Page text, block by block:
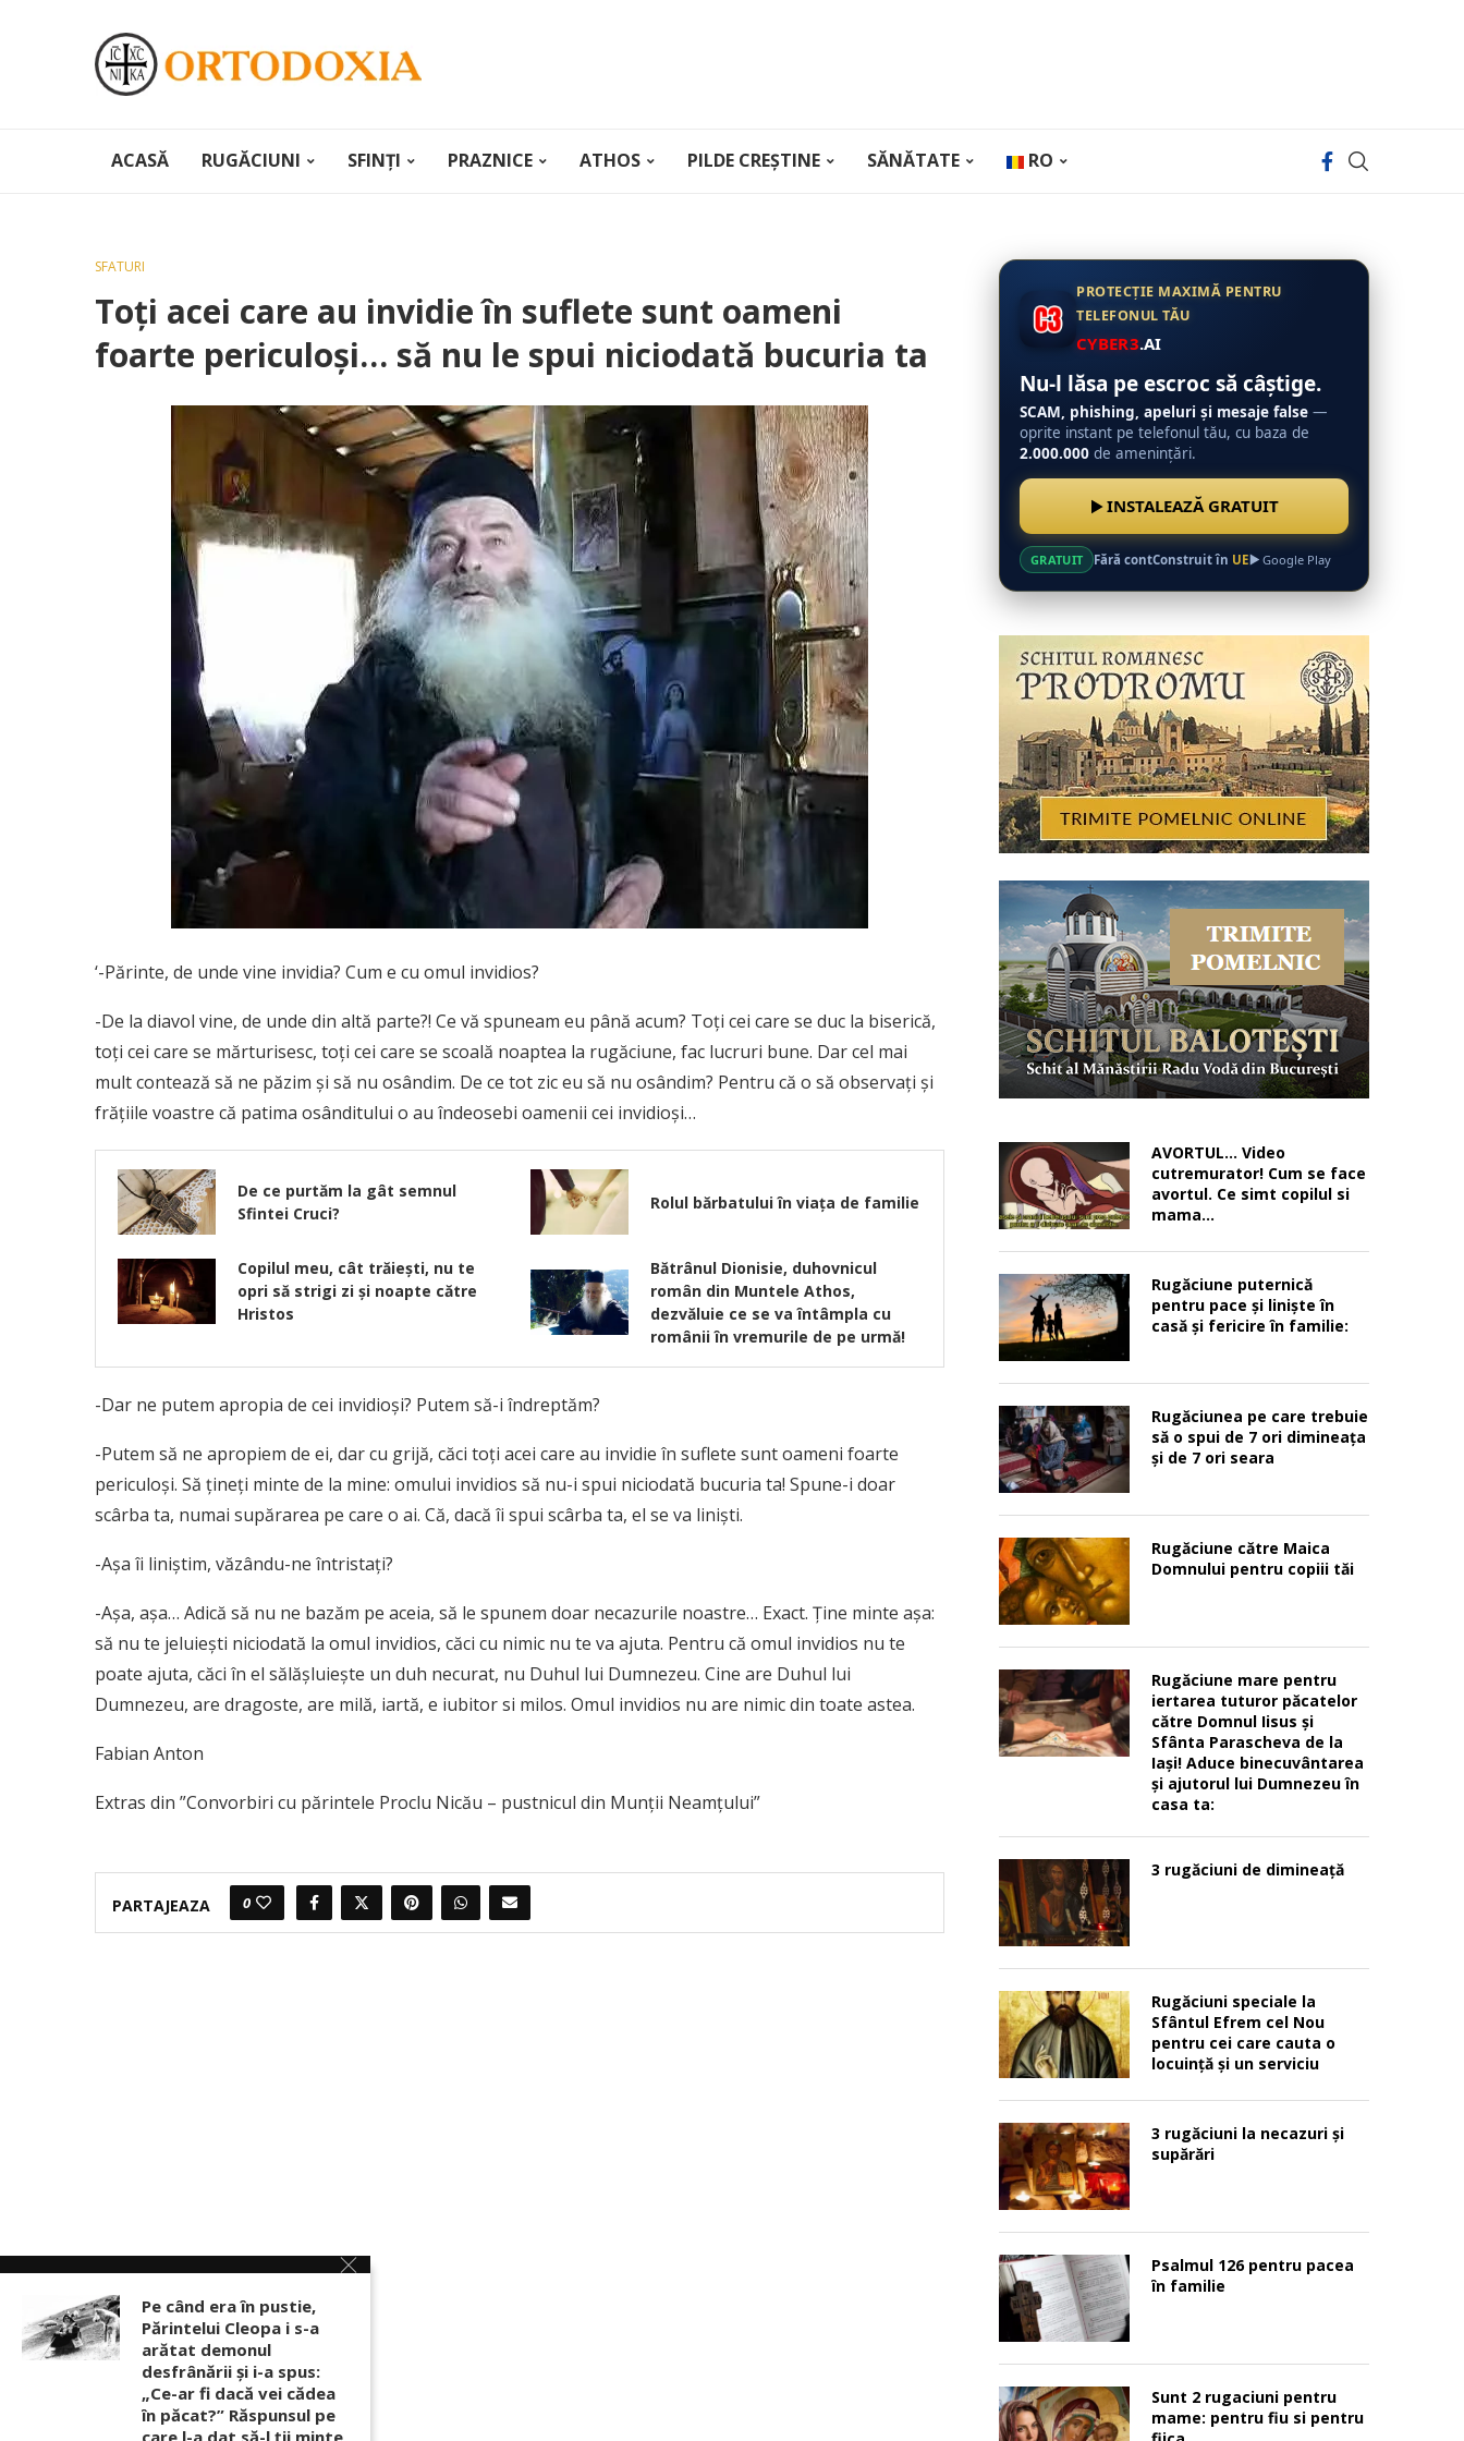
ACASĂ RUGĂCIUNI SFINȚI PRAZNICE ATHOS PILDE CREȘTINE SĂNĂTATE RO
SFATURI
Toţi acei care au invidie în suflete sunt oameni
foarte periculoşi… să nu le spui niciodată bucuria ta
‘-Părinte, de unde vine invidia? Cum e cu omul in­vidios?
-De la diavol vine, de unde din altă parte?! Ce vă spuneam eu până acum? Toţi cei care se duc la biserică,
toţi cei care se mărturisesc, toţi cei care se scoală noaptea la rugăciune, fac lucruri bune. Dar cel mai
mult contează să ne păzim şi să nu osândim. De ce tot zic eu să nu osândim? Pentru că o să obser­vaţi şi
frăţiile voastre că patima osânditului o au înde­osebi oamenii cei invidioşi…
De ce purtăm la gât semnul
Sfintei Cruci?
Rolul bărbatului în viața de familie
Copilul meu, cât trăieşti, nu te
opri să strigi zi şi noapte către
Hristos
Bătrânul Dionisie, duhovnicul
român din Muntele Athos,
dezvăluie ce se va întâmpla cu
românii în vremurile de pe urmă!
-Dar ne putem apropia de cei invidioşi? Putem să-i îndreptăm?
-Putem să ne apropiem de ei, dar cu grijă, căci toţi acei care au invidie în suflete sunt oameni foarte
periculoşi. Să ţineţi minte de la mine: omului invidios să nu-i spui niciodată bucuria ta! Spune-i doar
scârba ta, numai supărarea pe care o ai. Că, dacă îi spui scârba ta, el se va linişti.
-Aşa îi liniştim, văzându-ne întristaţi?
-Aşa, aşa… Adică să nu ne bazăm pe aceia, să le spunem doar necazurile noastre… Exact. Ţine minte aşa:
să nu te jeluieşti niciodată la omul invidios, căci cu nimic nu te va ajuta. Pentru că omul invidios nu te
poate ajuta, căci în el sălăşluieşte un duh necurat, nu Duhul lui Dumnezeu. Cine are Duhul lui
Dumnezeu, are dragoste, are milă, iartă, e iubitor si milos. Omul invidios nu are nimic din toate astea.
Fabian Anton
Extras din ”Convorbiri cu părintele Proclu Nicău – pustnicul din Munţii Neamţului”
PARTAJEAZA 0
PROTECȚIE MAXIMĂ PENTRU
TELEFONUL TĂU
CYBER3.AI
Nu-l lăsa pe escroc să câștige.
SCAM, phishing, apeluri și mesaje false —
oprite instant pe telefonul tău, cu baza de
2.000.000 de amenințări.
INSTALEAZĂ GRATUIT
GRATUIT Fără contConstruit în UE Google Play
AVORTUL… Video
cutremurator! Cum se face
avortul. Ce simt copilul si
mama…
Rugăciune puternică
pentru pace şi linişte în
casă şi fericire în familie:
Rugăciunea pe care trebuie
să o spui de 7 ori dimineața
și de 7 ori seara
Rugăciune către Maica
Domnului pentru copiii tăi
Rugăciune mare pentru
iertarea tuturor păcatelor
către Domnul Iisus şi
Sfânta Parascheva de la
Iaşi! Aduce binecuvântarea
şi ajutorul lui Dumnezeu în
casa ta:
3 rugăciuni de dimineață
Rugăciuni speciale la
Sfântul Efrem cel Nou
pentru cei care cauta o
locuinţă şi un serviciu
3 rugăciuni la necazuri și
supărări
Psalmul 126 pentru pacea
în familie
Sunt 2 rugaciuni pentru
mame: pentru fiu si pentru
Pe când era în pustie,
Părintelui Cleopa i s-a
arătat demonul
desfrânării şi i-a spus:
„Ce-ar fi dacă vei cădea
în păcat?” Răspunsul pe
care l-a dat să-l ții minte,